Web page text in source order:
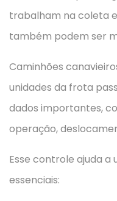
trabalham na coleta
também podem ser
Caminhões
unidades da frota
dados importantes,
operação,
Esse controle ajuda
essenciais: